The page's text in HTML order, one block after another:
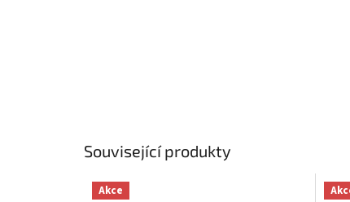
Související produkty
Akce